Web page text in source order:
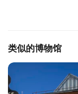
类似的博物馆